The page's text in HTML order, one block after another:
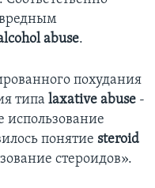
abuse.
похудания
типа laxative abuse -
использование
понятие steroid
стероидов».